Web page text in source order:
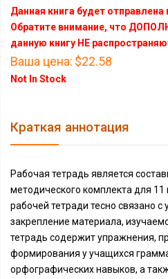
Данная книга будет отправлена
Обратите внимание, что
данную книгу НЕ
Ваша цена: $22.58
Not In Stock
Краткая аннотация
Рабочая тетрадь является
методического комплекта для
рабочей тетради тесно связано
закрепление материала,
тетрадь содержит упражнения,
формирования у учащихся
орфо­графических навыков, а